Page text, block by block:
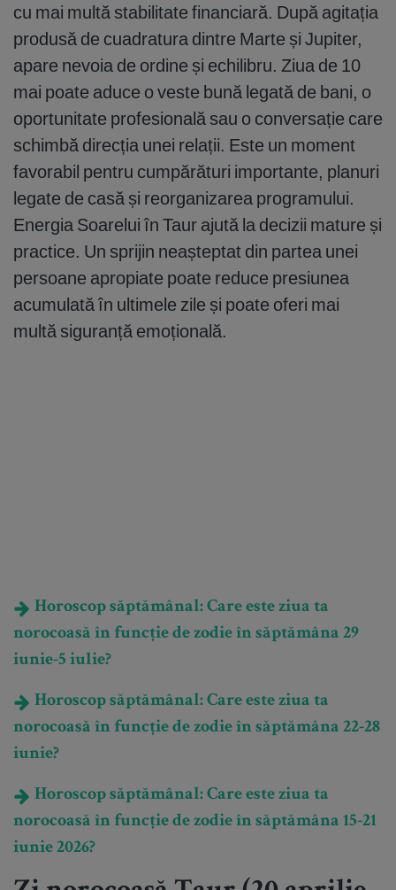
cu mai multă stabilitate financiară. După agitația
produsă de cuadratura dintre Marte și Jupiter,
apare nevoia de ordine și echilibru. Ziua de 10
mai poate aduce o veste bună legată de bani, o
oportunitate profesională sau o conversație care
schimbă direcția unei relații. Este un moment
favorabil pentru cumpărături importante, planuri
legate de casă și reorganizarea programului.
Energia Soarelui în Taur ajută la decizii mature și
practice. Un sprijin neașteptat din partea unei
persoane apropiate poate reduce presiunea
acumulată în ultimele zile și poate oferi mai
multă siguranță emoțională.
Horoscop săptămânal: Care este ziua ta
norocoasă în funcție de zodie în săptămâna 29
iunie-5 iulie?
Horoscop săptămânal: Care este ziua ta
norocoasă în funcție de zodie în săptămâna 22-28
iunie?
Horoscop săptămânal: Care este ziua ta
norocoasă în funcție de zodie în săptămâna 15-21
iunie 2026?